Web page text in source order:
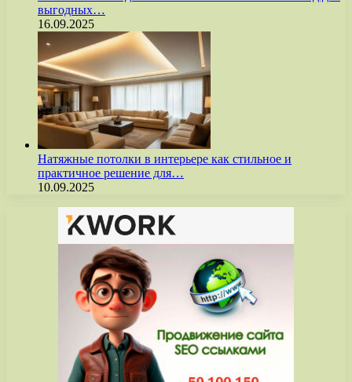
выгодных…
16.09.2025
Натяжные потолки в интерьере как стильное и
практичное решение для…
10.09.2025